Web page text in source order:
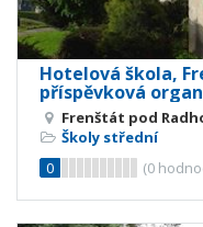
Hotelová škola,
příspěvková
Frenštát pod
Školy střední
0
(0